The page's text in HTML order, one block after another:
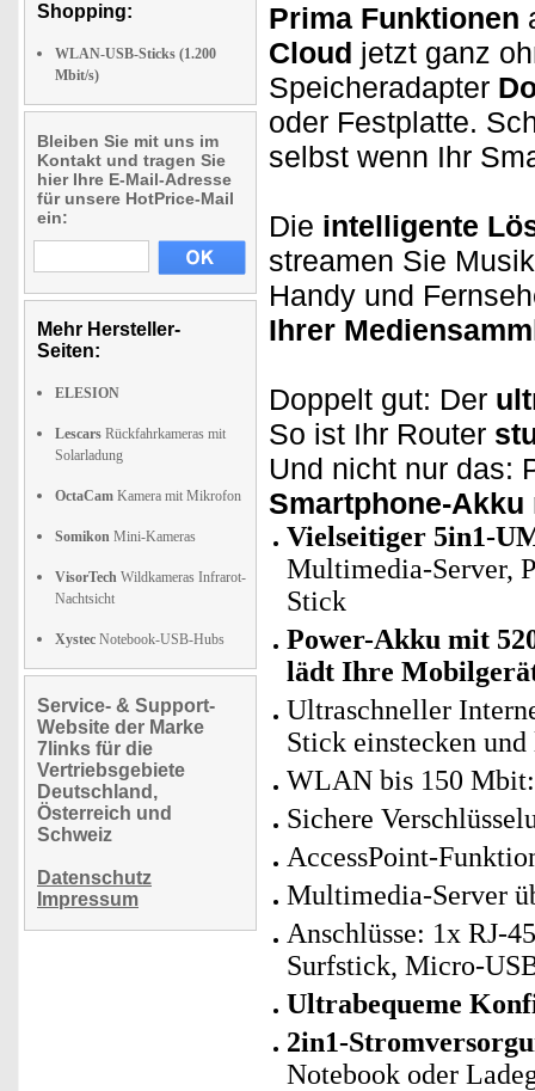
Shopping:
WLAN-USB-Sticks (1.200
Mbit/s)
Bleiben Sie mit uns im
Kontakt und tragen Sie
hier Ihre E-Mail-Adresse
für unsere HotPrice-Mail
ein:
Mehr Hersteller-
Seiten:
ELESION
Lescars Rückfahrkameras mit
Solarladung
OctaCam Kamera mit Mikrofon
Somikon Mini-Kameras
VisorTech Wildkameras Infrarot-
Nachtsicht
Xystec Notebook-USB-Hubs
Service- & Support-
Website der Marke
7links für die
Vertriebsgebiete
Deutschland,
Österreich und
Schweiz
Datenschutz
Impressum
Prima Funktionen
Cloud jetzt ganz
Speicheradapter
oder Festplatte.
selbst wenn Ihr
Die intelligente
streamen Sie
Handy und
Ihrer
Doppelt gut: Der
So ist Ihr Router
Und nicht nur das:
Smartphone-
Vielseitiger 5in1-
Multimedia-Server,
Stick
Power-Akku mit
lädt Ihre
Ultraschneller
Stick einstecken und
WLAN bis 150
Sichere
AccessPoint-
Multimedia-Server
Anschlüsse: 1x RJ-
Surfstick, Micro-
Ultrabequeme
2in1-
Notebook oder